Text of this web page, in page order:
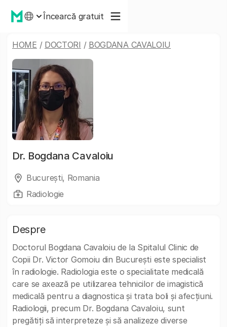
Încearcă gratuit
HOME / DOCTORI / BOGDANA CAVALOIU
Dr. Bogdana Cavaloiu
București, Romania
Radiologie
Despre
Doctorul Bogdana Cavaloiu de la Spitalul Clinic de
Copii Dr. Victor Gomoiu din București este specialist
în radiologie. Radiologia este o specialitate medicală
care se axează pe utilizarea tehnicilor de imagistică
medicală pentru a diagnostica și trata boli și afecțiuni.
Radiologii, precum Dr. Bogdana Cavaloiu, sunt
pregătiți să interpreteze și să analizeze diverse